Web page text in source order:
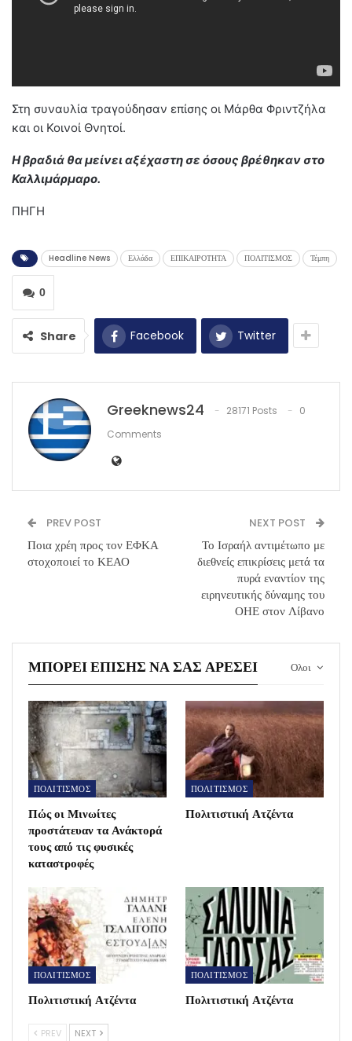
Στη συναυλία τραγούδησαν επίσης οι Μάρθα Φριντζήλα
και οι Κοινοί Θνητοί.
Η βραδιά θα μείνει αξέχαστη σε όσους βρέθηκαν στο
Καλλιμάρμαρο.
ΠΗΓΗ
Headline News Ελλάδα ΕΠΙΚΑΙΡΟΤΗΤΑ ΠΟΛΙΤΙΣΜΟΣ Τέμπη
0
Share Facebook Twitter
Greeknews24 28171 Posts
0
Comments
PREV POST
Ποια χρέη προς τον ΕΦΚΑ
στοχοποιεί το ΚΕΑΟ
NEXT POST
Το Ισραήλ αντιμέτωπο με
διεθνείς επικρίσεις μετά τα
πυρά εναντίον της
ειρηνευτικής δύναμης του
ΟΗΕ στον Λίβανο
Ολοι
ΜΠΟΡΕΊ ΕΠΊΣΗΣ ΝΑ ΣΑΣ ΑΡΈΣΕΙ
ΠΟΛΙΤΙΣΜΟΣ
Πώς οι Μινωίτες
προστάτευαν τα Ανάκτορά
τους από τις φυσικές
καταστροφές
ΠΟΛΙΤΙΣΜΟΣ
Πολιτιστική Ατζέντα
ΠΟΛΙΤΙΣΜΟΣ
Πολιτιστική Ατζέντα
ΠΟΛΙΤΙΣΜΟΣ
Πολιτιστική Ατζέντα
PREV NEXT